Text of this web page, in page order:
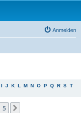
Anmelden
I J K L M N O P Q R S T
5